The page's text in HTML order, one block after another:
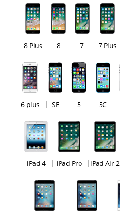
8 Plus 8 7 7 Plus
6 plus SE 5 5C
iPad 4 iPad Pro iPad Air 2